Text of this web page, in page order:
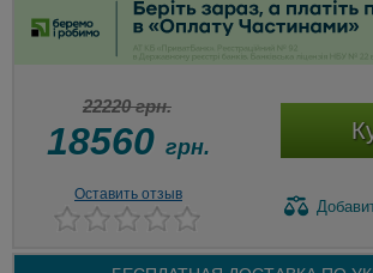
22220 грн.
18560 грн.
Оставить отзыв